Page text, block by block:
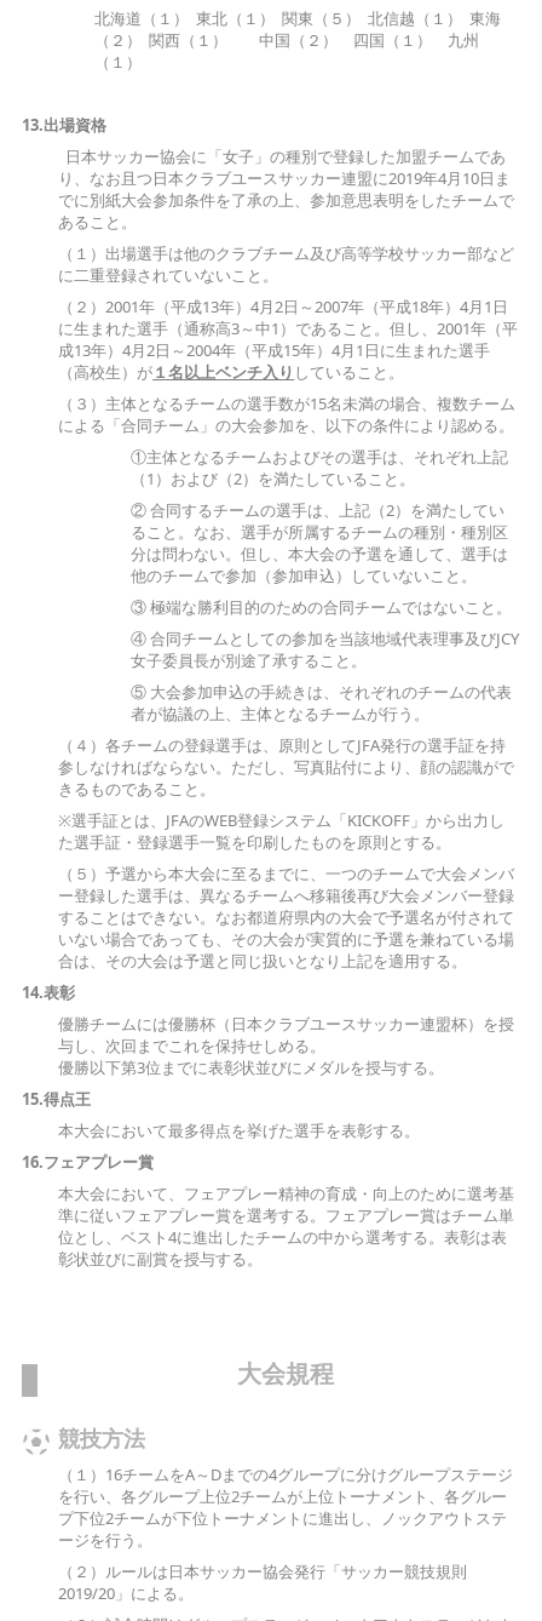
北海道（１） 東北（１） 関東（５） 北信越（１） 東海
（２） 関西（１） 中国（２） 四国（１） 九州
（１）
13.出場資格
日本サッカー協会に「女子」の種別で登録した加盟チームであ
り、なお且つ日本クラブユースサッカー連盟に2019年4月10日ま
でに別紙大会参加条件を了承の上、参加意思表明をしたチームで
あること。
（１）出場選手は他のクラブチーム及び高等学校サッカー部など
に二重登録されていないこと。
（２）2001年（平成13年）4月2日～2007年（平成18年）4月1日
に生まれた選手（通称高3～中1）であること。但し、2001年（平
成13年）4月2日～2004年（平成15年）4月1日に生まれた選手
（高校生）が１名以上ベンチ入り していること。
（３）主体となるチームの選手数が15名未満の場合、複数チーム
による「合同チーム」の大会参加を、以下の条件により認める。
①主体となるチームおよびその選手は、それぞれ上記
（1）および（2）を満たしていること。
② 合同するチームの選手は、上記（2）を満たしてい
ること。なお、選手が所属するチームの種別・種別区
分は問わない。但し、本大会の予選を通して、選手は
他のチームで参加（参加申込）していないこと。
③ 極端な勝利目的のための合同チームではないこと。
④ 合同チームとしての参加を当該地域代表理事及びJCY
女子委員長が別途了承すること。
⑤ 大会参加申込の手続きは、それぞれのチームの代表
者が協議の上、主体となるチームが行う。
（４）各チームの登録選手は、原則としてJFA発行の選手証を持
参しなければならない。ただし、写真貼付により、顔の認識がで
きるものであること。
※選手証とは、JFAのWEB登録システム「KICKOFF」から出力し
た選手証・登録選手一覧を印刷したものを原則とする。
（５）予選から本大会に至るまでに、一つのチームで大会メンバ
ー登録した選手は、異なるチームへ移籍後再び大会メンバー登録
することはできない。なお都道府県内の大会で予選名が付されて
いない場合であっても、その大会が実質的に予選を兼ねている場
合は、その大会は予選と同じ扱いとなり上記を適用する。
14.表彰
優勝チームには優勝杯（日本クラブユースサッカー連盟杯）を授
与し、次回までこれを保持せしめる。
優勝以下第3位までに表彰状並びにメダルを授与する。
15.得点王
本大会において最多得点を挙げた選手を表彰する。
16.フェアプレー賞
本大会において、フェアプレー精神の育成・向上のために選考基
準に従いフェアプレー賞を選考する。フェアプレー賞はチーム単
位とし、ベスト4に進出したチームの中から選考する。表彰は表
彰状並びに副賞を授与する。
大会規程
競技方法
（１）16チームをA～Dまでの4グループに分けグループステージ
を行い、各グループ上位2チームが上位トーナメント、各グルー
プ下位2チームが下位トーナメントに進出し、ノックアウトステ
ージを行う。
（２）ルールは日本サッカー協会発行「サッカー競技規則
2019/20」による。